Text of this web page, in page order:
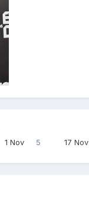
1 Nov 5 17 Nov